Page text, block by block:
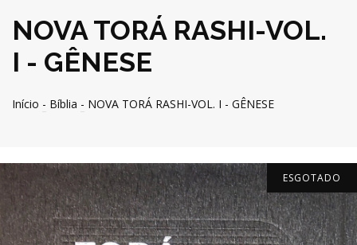
NOVA TORÁ RASHI-VOL.
I - GÊNESE
Início - Bíblia - NOVA TORÁ RASHI-VOL. I - GÊNESE
ESGOTADO